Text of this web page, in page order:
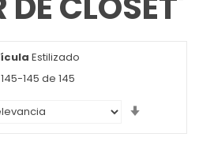
Estilizado
145-145 de 145